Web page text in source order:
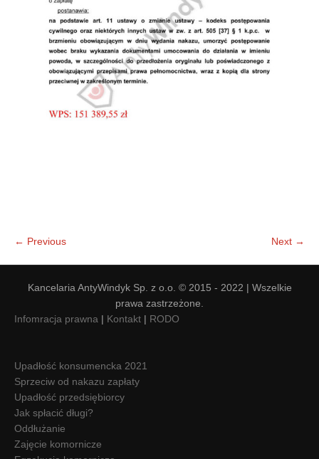
← Previous Next →
Kancelaria AntyWindyk Sp. z o.o. © 2015 - 2022 | Wszelkie
prawa zastrzeżone.
Infomracja prawna | Kontakt | RODO
Upadłość konsumencka 2021
Sprzeciw od nakazu zapłaty
Upadłość przedsiębiorcy
Jak spłacić długi?
Oddłużanie
Zajęcie komornicze